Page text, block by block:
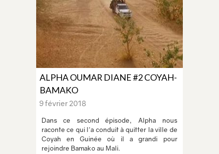
ALPHA OUMAR DIANE #2 COYAH-
BAMAKO
9 février 2018
Dans ce second épisode, Alpha nous
raconte ce qui l'a conduit à quitter la ville de
Coyah en Guinée où il a grandi pour
rejoindre Bamako au Mali.